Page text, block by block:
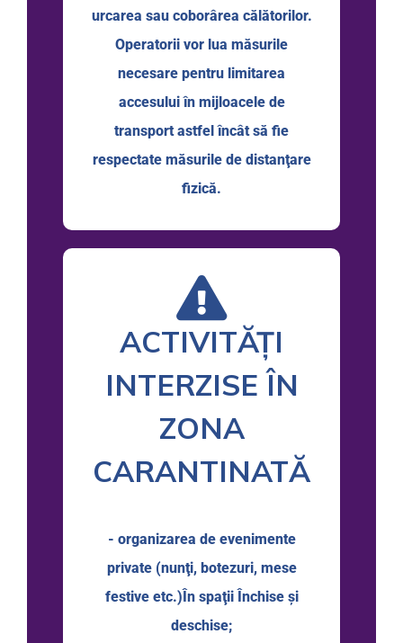
urcarea sau coborârea călătorilor.
Operatorii vor lua măsurile
necesare pentru limitarea
accesului în mijloacele de
transport astfel încât să fie
respectate măsurile de distanţare
fizică.
ACTIVITĂȚI
INTERZISE ÎN
ZONA
CARANTINATĂ
- organizarea de evenimente
private (nunţi, botezuri, mese
festive etc.)În spaţii Închise şi
deschise;